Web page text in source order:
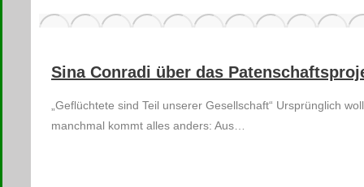
Sina Conradi über das
„Geflüchtete sind Teil unserer Gesellschaft“ Ursprünglich
manchmal kommt alles anders: Aus…